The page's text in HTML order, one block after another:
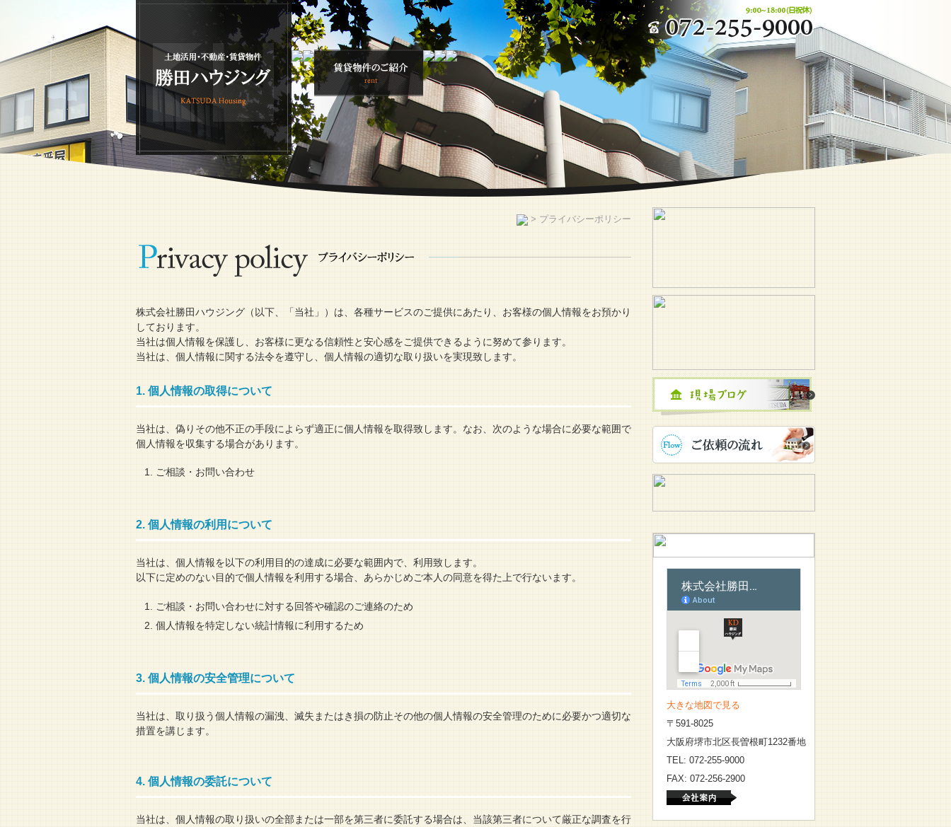
> プライバシーポリシー
株式会社勝田ハウジング（以下、「当社」）は、各種サービスのご提供にあたり、お客様の個人情報をお預かり
しております。
当社は個人情報を保護し、お客様に更なる信頼性と安心感をご提供できるように努めて参ります。
当社は、個人情報に関する法令を遵守し、個人情報の適切な取り扱いを実現致します。
1. 個人情報の取得について
当社は、偽りその他不正の手段によらず適正に個人情報を取得致します。なお、次のような場合に必要な範囲で
個人情報を収集する場合があります。
ご相談・お問い合わせ
2. 個人情報の利用について
当社は、個人情報を以下の利用目的の達成に必要な範囲内で、利用致します。
以下に定めのない目的で個人情報を利用する場合、あらかじめご本人の同意を得た上で行ないます。
ご相談・お問い合わせに対する回答や確認のご連絡のため
個人情報を特定しない統計情報に利用するため
3. 個人情報の安全管理について
当社は、取り扱う個人情報の漏洩、滅失またはき損の防止その他の個人情報の安全管理のために必要かつ適切な
措置を講じます。
4. 個人情報の委託について
当社は、個人情報の取り扱いの全部または一部を第三者に委託する場合は、当該第三者について厳正な調査を行
大きな地図で見る
〒591-8025
大阪府堺市北区長曽根町1232番地
TEL: 072-255-9000
FAX: 072-256-2900